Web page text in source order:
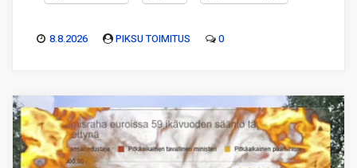
8.8.2026 PIKSU TOIMITUS 0